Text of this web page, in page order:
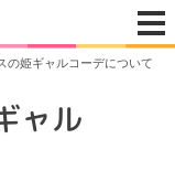
の姫ギャルコーデについて
ャル